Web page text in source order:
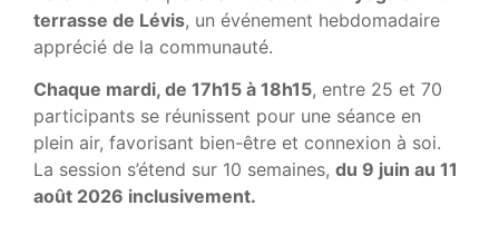
terrasse de Lévis, un événement hebdomadaire
apprécié de la communauté.
Chaque mardi, de 17h15 à 18h15, entre 25 et 70
participants se réunissent pour une séance en
plein air, favorisant bien-être et connexion à soi.
La session s’étend sur 10 semaines, du 9 juin au 11
août 2026 inclusivement.